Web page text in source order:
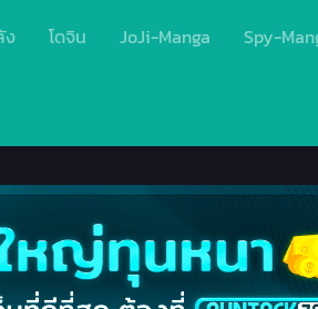
ง โดจิน JoJi-Manga Spy-